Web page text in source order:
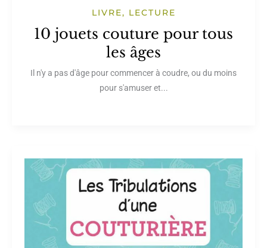
LIVRE, LECTURE
10 jouets couture pour tous
les âges
Il n'y a pas d'âge pour commencer à coudre, ou du moins
pour s'amuser et...